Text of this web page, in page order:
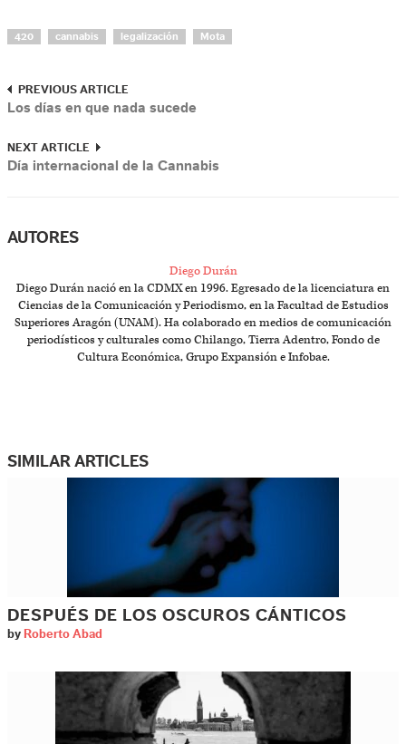
420 cannabis legalización Mota
PREVIOUS ARTICLE
Los días en que nada sucede
NEXT ARTICLE
Día internacional de la Cannabis
AUTORES
Diego Durán
Diego Durán nació en la CDMX en 1996. Egresado de la licenciatura en
Ciencias de la Comunicación y Periodismo, en la Facultad de Estudios
Superiores Aragón (UNAM). Ha colaborado en medios de comunicación
periodísticos y culturales como Chilango, Tierra Adentro, Fondo de
Cultura Económica, Grupo Expansión e Infobae.
SIMILAR ARTICLES
DESPUÉS DE LOS OSCUROS CÁNTICOS
by Roberto Abad